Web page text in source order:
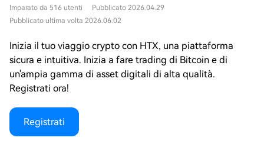
Imparato da 516 utenti
Pubblicato 2026.04.29
Pubblicato ultima volta 2026.06.02
Inizia il tuo viaggio crypto con HTX, una piattaforma
sicura e intuitiva. Inizia a fare trading di Bitcoin e di
un'ampia gamma di asset digitali di alta qualità.
Registrati ora!
Registrati